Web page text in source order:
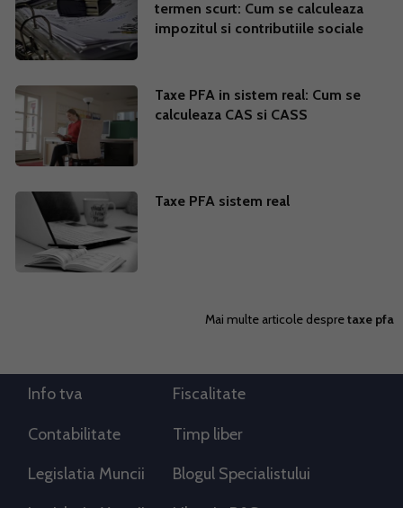
termen scurt: Cum se calculeaza
impozitul si contributiile sociale
Taxe PFA in sistem real: Cum se
calculeaza CAS si CASS
Taxe PFA sistem real
Mai multe articole despretaxe pfa
Info tva Fiscalitate
Contabilitate Timp liber
Legislatia Muncii Blogul Specialistului